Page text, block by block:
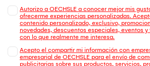
Autorizo a OECHSLE a conocer mejor mis
ofrecerme experiencias personalizadas.
contenido personalizado, exclusivo,
novedades, descuentos especiales, eventos
con lo que realmente me interesa.
Acepto el compartir mi información con
empresarial de OECHSLE para el envío de
publicitarias sobre sus productos, servicios,